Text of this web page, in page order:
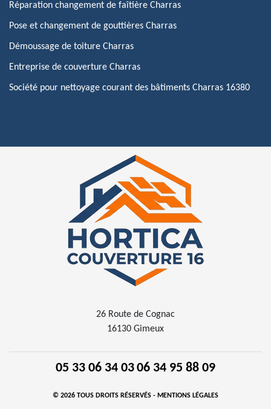
Réparation changement de faîtière Charras
Pose et changement de gouttières Charras
Démoussage de toiture Charras
Entreprise de couverture Charras
Société pour nettoyage courant des bâtiments Charras 16380
26 Route de Cognac
16130 Gimeux
05 33 06 34 0306 34 95 88 09
© 2026 TOUS DROITS RÉSERVÉS - MENTIONS LÉGALES